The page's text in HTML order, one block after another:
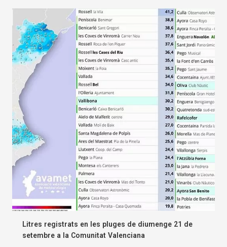
Litres registrats en les pluges de diumenge 21 de
setembre a la Comunitat Valenciana